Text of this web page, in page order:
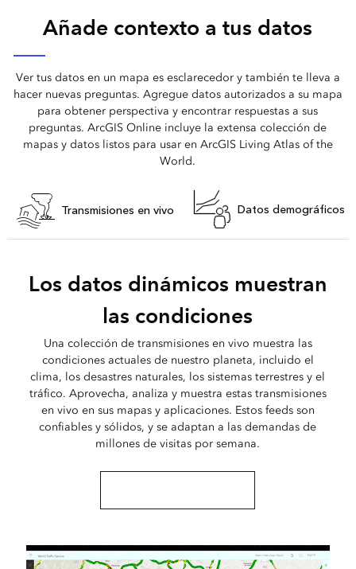
Añade contexto a tus datos
Ver tus datos en un mapa es esclarecedor y también te lleva a
hacer nuevas preguntas. Agregue datos autorizados a su mapa
para obtener perspectiva y encontrar respuestas a sus
preguntas. ArcGIS Online incluye la extensa colección de
mapas y datos listos para usar en ArcGIS Living Atlas of the
World.
Transmisiones en vivo Datos demográficos
Los datos dinámicos muestran
las condiciones
Una colección de transmisiones en vivo muestra las
condiciones actuales de nuestro planeta, incluido el
clima, los desastres naturales, los sistemas terrestres y el
tráfico. Aprovecha, analiza y muestra estas transmisiones
en vivo en sus mapas y aplicaciones. Estos feeds son
confiables y sólidos, y se adaptan a las demandas de
millones de visitas por semana.